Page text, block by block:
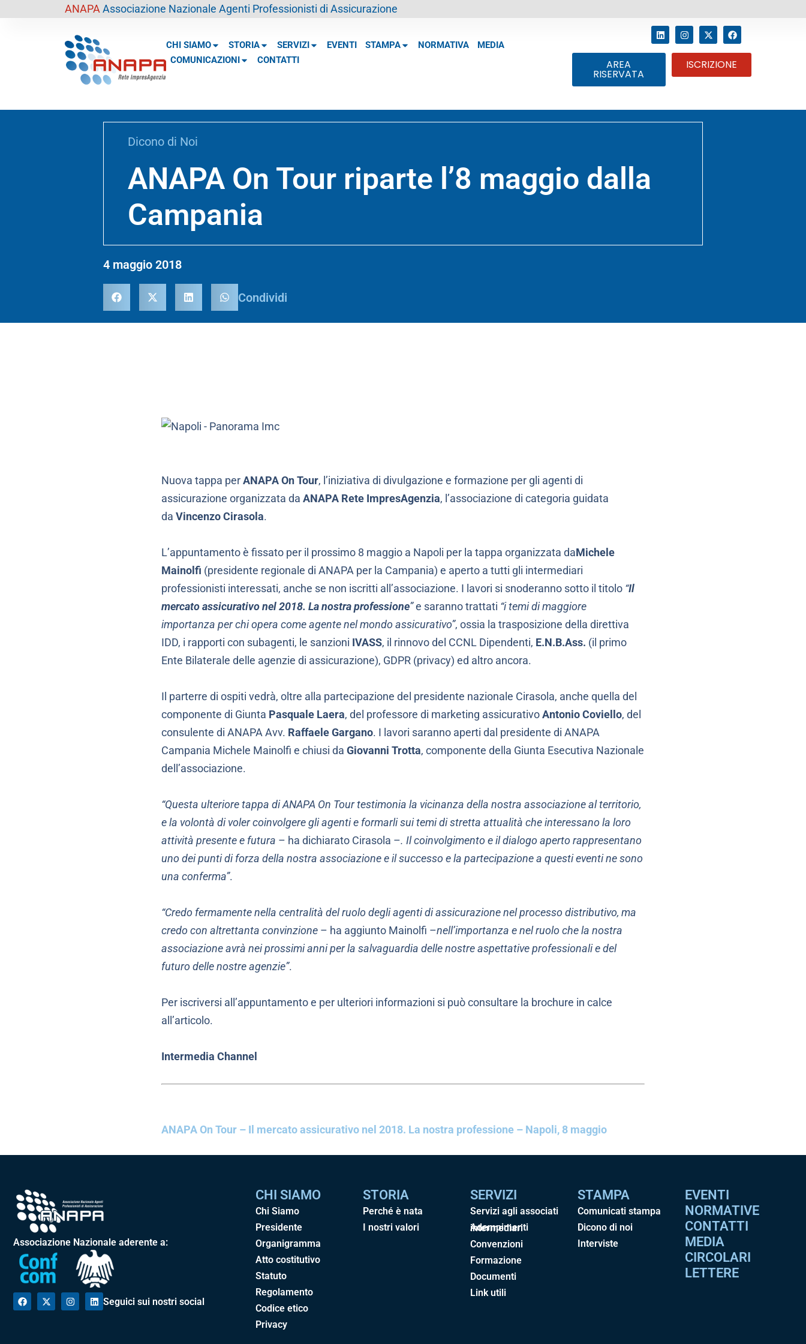
ANAPA Associazione Nazionale Agenti Professionisti di Assicurazione
CHI SIAMO STORIA SERVIZI EVENTI STAMPA NORMATIVA
MEDIA
COMUNICAZIONI
CONTATTI AREA
RISERVATA
ISCRIZIONE
Dicono di Noi
ANAPA On Tour riparte l’8 maggio dalla
Campania
4 maggio 2018
Condividi
Nuova tappa perANAPA On Tour, l’iniziativa di divulgazione e formazione per gli agenti di
assicurazione organizzata da ANAPA Rete ImpresAgenzia, l’associazione di categoria guidata
da Vincenzo Cirasola.
L’appuntamento è fissato per il prossimo 8 maggio a Napoli per la tappa organizzata daMichele
Mainolfi (presidente regionale di ANAPA per la Campania) e aperto a tutti gli intermediari
professionisti interessati, anche se non iscritti all’associazione. I lavori si snoderanno sotto il titolo “Il
mercato assicurativo nel 2018. La nostra professione”e saranno trattati “i temi di maggiore
importanza per chi opera come agente nel mondo assicurativo”, ossia la trasposizione della direttiva
IDD, i rapporti con subagenti, le sanzioni IVASS, il rinnovo del CCNL Dipendenti, E.N.B.Ass. (il primo
Ente Bilaterale delle agenzie di assicurazione), GDPR (privacy) ed altro ancora.
Il parterre di ospiti vedrà, oltre alla partecipazione del presidente nazionale Cirasola, anche quella del
componente di Giunta Pasquale Laera, del professore di marketing assicurativoAntonio Coviello, del
consulente di ANAPA Avv. Raffaele Gargano. I lavori saranno aperti dal presidente di ANAPA
Campania Michele Mainolfi e chiusi da Giovanni Trotta, componente della Giunta Esecutiva Nazionale
dell’associazione.
“Questa ulteriore tappa di ANAPA On Tour testimonia la vicinanza della nostra associazione al territorio,
e la volontà di voler coinvolgere gli agenti e formarli sui temi di stretta attualità che interessano la loro
attività presente e futura – ha dichiarato Cirasola –. Il coinvolgimento e il dialogo aperto rappresentano
uno dei punti di forza della nostra associazione e il successo e la partecipazione a questi eventi ne sono
una conferma”.
“Credo fermamente nella centralità del ruolo degli agenti di assicurazione nel processo distributivo, ma
credo con altrettanta convinzione– ha aggiunto Mainolfi –nell’importanza e nel ruolo che la nostra
associazione avrà nei prossimi anni per la salvaguardia delle nostre aspettative professionali e del
futuro delle nostre agenzie”.
Per iscriversi all’appuntamento e per ulteriori informazioni si può consultare la brochure in calce
all’articolo.
Intermedia Channel
ANAPA On Tour – Il mercato assicurativo nel 2018. La nostra professione – Napoli, 8 maggio
Associazione Nazionale aderente a:
Seguici sui nostri social
CHI SIAMO
Chi Siamo
Presidente
Organigramma
Atto costitutivo
Statuto
Regolamento
Codice etico
Privacy
STORIA
Perché è nata
I nostri valori
SERVIZI
Servizi agli associati
Adempimenti intermediari
Convenzioni
Formazione
Documenti
Link utili
STAMPA
Comunicati stampa
Dicono di noi
Interviste
EVENTI
NORMATIVE
CONTATTI
MEDIA
CIRCOLARI
LETTERE